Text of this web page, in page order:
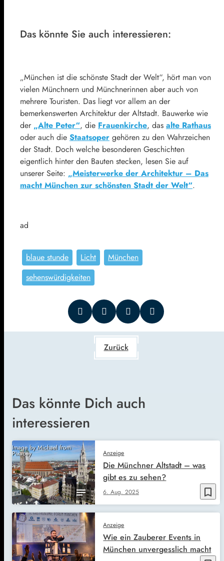
Das könnte Sie auch interessieren:
„München ist die schönste Stadt der Welt“, hört man von
vielen Münchnern und Münchnerinnen aber auch von
mehrere Touristen. Das liegt vor allem an der
bemerkenswerten Architektur der Altstadt. Bauwerke wie
der „Alte Peter“, die Frauenkirche, das alte Rathaus
oder auch die Staatsoper gehören zu den Wahrzeichen
der Stadt. Doch welche besonderen Geschichten
eigentlich hinter den Bauten stecken, lesen Sie auf
unserer Seite: „Meisterwerke der Architektur – Das
macht München zur schönsten Stadt der Welt“.
ad
blaue stunde Licht
München
sehenswürdigkeiten
Zurück
Das könnte Dich auch
interessieren
Image by Michael from
Pixabay
bookmark_border
Anzeige
6. Aug. 2025
Die Münchner Altstadt – was
gibt es zu sehen?
Anzeige
Wie ein Zauberer Events in
München unvergesslich macht